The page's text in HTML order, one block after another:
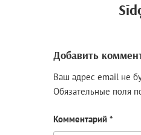
Добавить
Ваш адрес email не
Обязательные поля
Комментарий*